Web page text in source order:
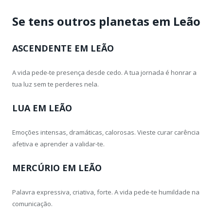
Se tens outros planetas em Leão
ASCENDENTE EM LEÃO
A vida pede-te presença desde cedo. A tua jornada é honrar a
tua luz sem te perderes nela.
LUA EM LEÃO
Emoções intensas, dramáticas, calorosas. Vieste curar carência
afetiva e aprender a validar-te.
MERCÚRIO EM LEÃO
Palavra expressiva, criativa, forte. A vida pede-te humildade na
comunicação.